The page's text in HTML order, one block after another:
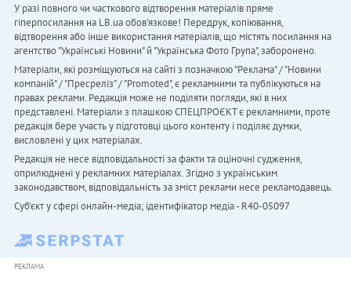
У разі повного чи часткового відтворення матеріалів пряме
гіперпосилання на LB.ua обов'язкове! Передрук, копіювання,
відтворення або інше використання матеріалів, що містять посилання на
агентство "Українськi Новини" й "Українська Фото Група", заборонено.
Матеріали, які розміщуються на сайті з позначкою "Реклама" / "Новини
компаній" / "Пресреліз" / "Promoted", є рекламними та публікуються на
правах реклами. Редакція може не поділяти погляди, які в них
представлені. Матеріали з плашкою СПЕЦПРОЄКТ є рекламними, проте
редакція бере участь у підготовці цього контенту і поділяє думки,
висловлені у цих матеріалах.
Редакція не несе відповідальності за факти та оціночні судження,
оприлюднені у рекламних матеріалах. Згідно з українським
законодавством, відповідальність за зміст реклами несе рекламодавець.
Cуб'єкт у сфері онлайн-медіа; ідентифікатор медіа - R40-05097
РЕКЛАМА